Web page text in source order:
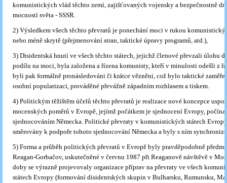
komunistických vlád těchto zemí, zajišťovaných vojensky a bezpečnostně
mocností světa - SSSR.
2) Výsledkem všech těchto převratů je ponechání moci v rukou
nebo méně skrytě (přejmenování stran, taktické úpravy programů, atd.),
3) Disidentská hnutí ve všech těchto státech, jejichž členové převzali úlohu
podílu na moci, byla založena a řízena komunisty, kteří v minulosti odešli z
byli pak formálně pronásledováni či krátce vězněni, což bylo taktické
osobní popularizaci, prováděné převážně západním rozhlasem a tiskem.
4) Politickým těžištěm účelů těchto převratů je realizace nové koncepce
mocenských poměrů v Evro­pě, jejímž počátkem je sjednocení Evropy,
sjednocováním Německa. Politické převraty v komu­nistických státech
směrovány k podpoře tohoto sjednocování Německa a byly s ním
5) Forma a průběh politických převratů v Evropě byly pravděpodobně
Reagan-Gorbačov, uskutečněné v červnu 1987 při Reaganově návštěvě v
doby se výrazně projevovaly organizace příprav na převraty ve všech
státech Evropy (formování disidentských skupin v Bulharsku, Rumunsku,